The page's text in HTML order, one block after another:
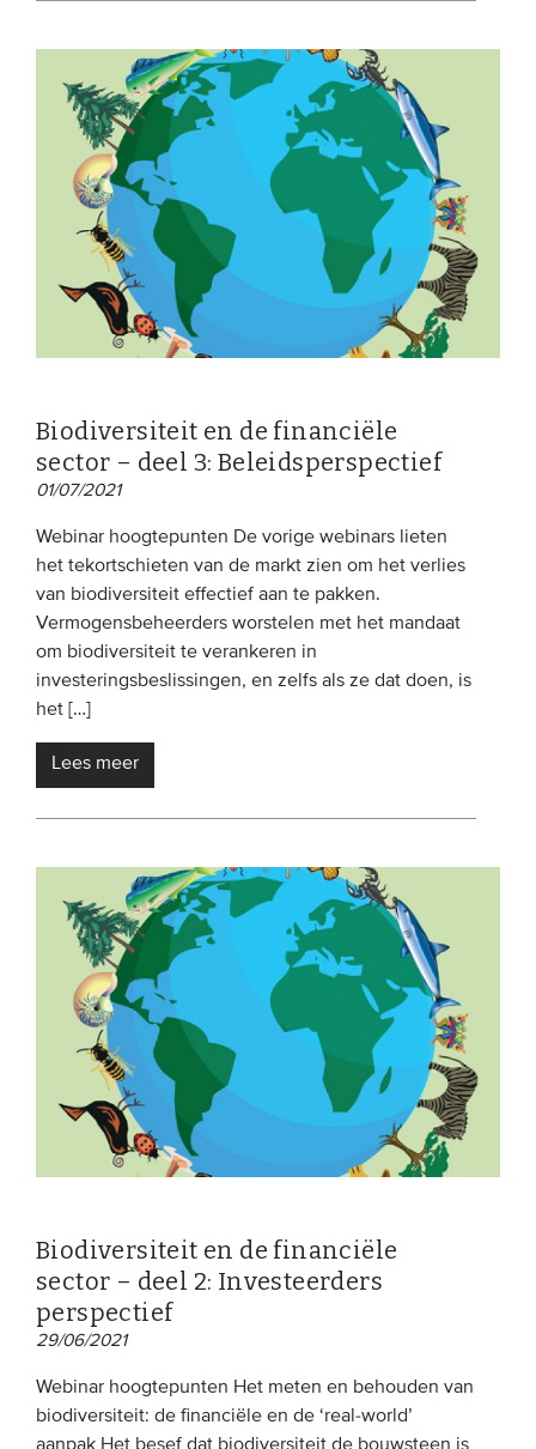
Biodiversiteit en de financiële
sector – deel 3: Beleidsperspectief
01/07/2021
Webinar hoogtepunten De vorige webinars lieten
het tekortschieten van de markt zien om het verlies
van biodiversiteit effectief aan te pakken.
Vermogensbeheerders worstelen met het mandaat
om biodiversiteit te verankeren in
investeringsbeslissingen, en zelfs als ze dat doen, is
het […]
Lees meer
Biodiversiteit en de financiële
sector – deel 2: Investeerders
perspectief
29/06/2021
Webinar hoogtepunten Het meten en behouden van
biodiversiteit: de financiële en de ‘real-world’